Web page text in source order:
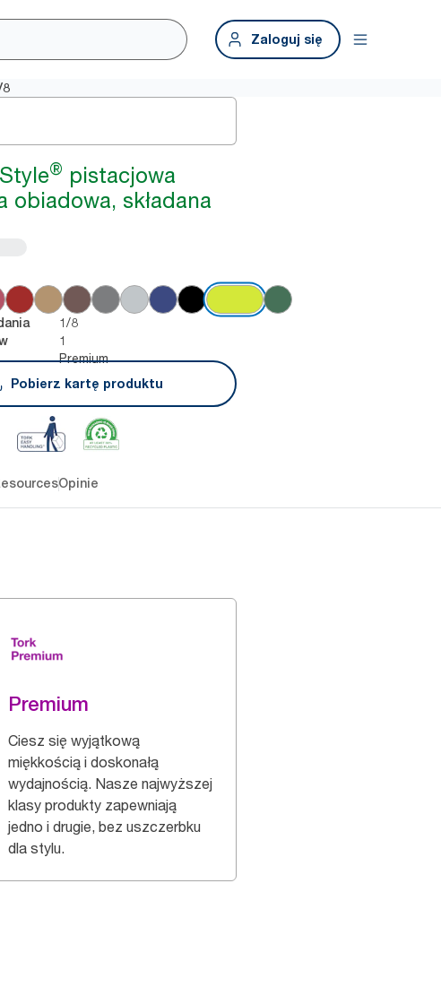
Zaloguj się
® pistacjowa
obiadowa, składana
1/8
1
Premium
Pobierz kartę produktu
Opinie
Premium
Ciesz się wyjątkową
miękkością i doskonałą
wydajnością. Nasze najwyższej
klasy produkty zapewniają
jedno i drugie, bez uszczerbku
dla stylu.